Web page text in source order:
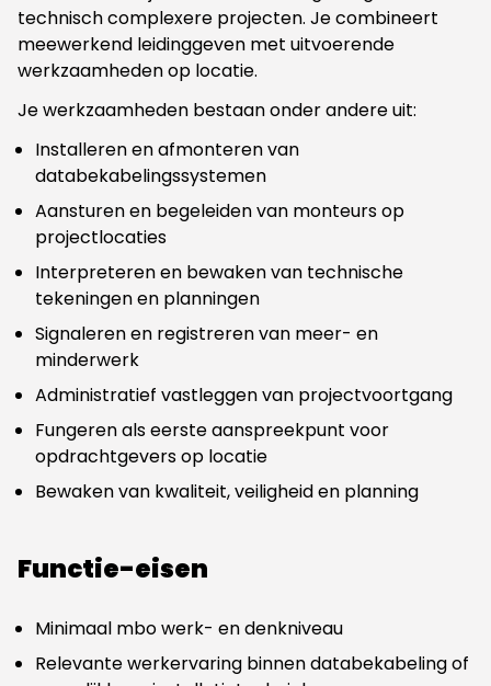
technisch complexere projecten. Je combineert
meewerkend leidinggeven met uitvoerende
werkzaamheden op locatie.
Je werkzaamheden bestaan onder andere uit:
Installeren en afmonteren van
databekabelingssystemen
Aansturen en begeleiden van monteurs op
projectlocaties
Interpreteren en bewaken van technische
tekeningen en planningen
Signaleren en registreren van meer- en
minderwerk
Administratief vastleggen van projectvoortgang
Fungeren als eerste aanspreekpunt voor
opdrachtgevers op locatie
Bewaken van kwaliteit, veiligheid en planning
Functie-eisen
Minimaal mbo werk- en denkniveau
Relevante werkervaring binnen databekabeling of